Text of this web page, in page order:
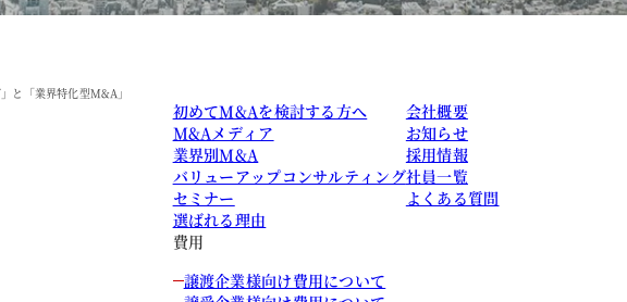
と「業界特化型M&A」
初めてM&Aを検討する方へ
M&Aメディア
業界別M&A
バリューアップコンサルティング
セミナー
選ばれる理由
費用
譲渡企業様向け費用について
会社概要
お知らせ
採用情報
社員一覧
よくある質問